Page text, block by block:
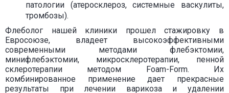
патологии (атеросклероз, системные васкулиты,
тромбозы).
Флеболог
нашей клиники прошел стажировку в
Евросоюзе, владеет высокоэффективными
современными методами флебэктомии,
минифлебэктомии, микросклеротерапии, пенной
склеротерапии методом Foam-Form. Их
комбинированное применение дает прекрасные
результаты при лечении варикоза и удалении